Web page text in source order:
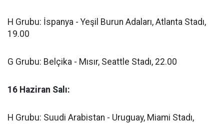
H Grubu: İspanya - Yeşil Burun Adaları, Atlanta Stadı,
19.00
G Grubu: Belçika - Mısır, Seattle Stadı, 22.00
16 Haziran Salı:
H Grubu: Suudi Arabistan - Uruguay, Miami Stadı,